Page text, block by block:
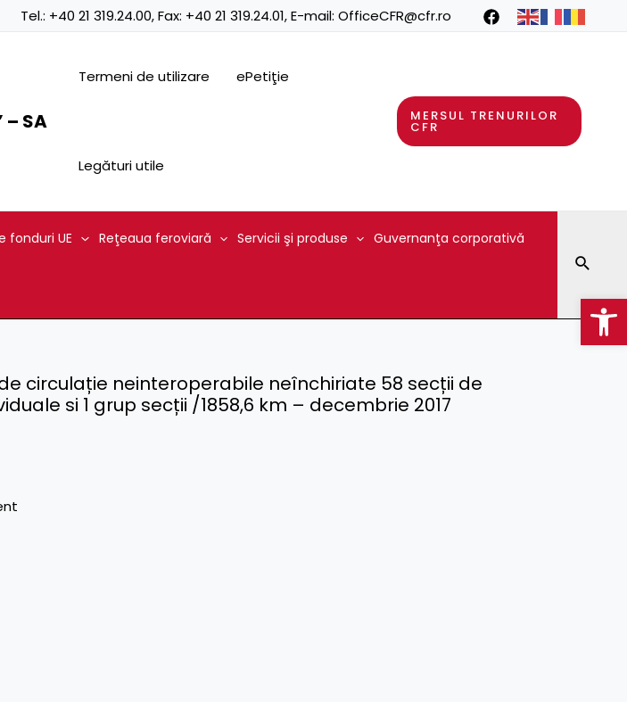
Tel.: +40 21 319.24.00, Fax: +40 21 319.24.01, E-mail: OfficeCFR@cfr.ro
SA
Termeni de utilizare ePetiţie
Legături utile
MERSUL TRENURILOR
CFR
fonduri UE Reţeaua feroviară Servicii şi produse Guvernanţa corporativă
circulație neinteroperabile neînchiriate 58 secții de
si 1 grup secții /1858,6 km – decembrie 2017